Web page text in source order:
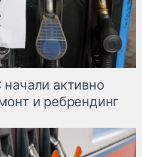
активно
и ребрендинг